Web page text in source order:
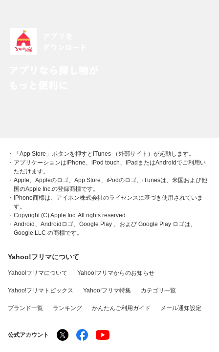
・「App Store」ボタンを押すとiTunes （外部サイト）が起動します。
・アプリケーションはiPhone、iPod touch、iPadまたはAndroidでご利用い
ただけます。
・Apple、Appleのロゴ、App Store、iPodのロゴ、iTunesは、米国および他
国のApple Inc.の登録商標です。
・iPhone商標は、アイホン株式会社のライセンスに基づき使用されていま
す。
・Copyright (C) Apple Inc. All rights reserved.
・Android、Androidロゴ、Google Play 、および Google Play ロゴは、
Google LLC の商標です。
Yahoo!フリマについて
Yahoo!フリマについて Yahoo!フリマからのお知らせ
Yahoo!フリマトピックス Yahoo!フリマ特集 カテゴリ一覧
ブランド一覧 ランキング かんたんご利用ガイド メール通知設定
公式アカウント